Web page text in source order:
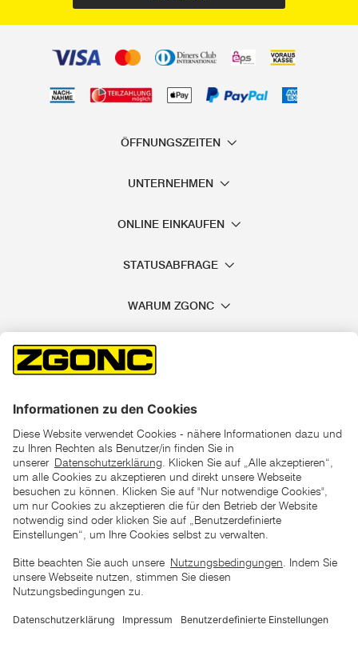
ÖFFNUNGSZEITEN
UNTERNEHMEN
ONLINE EINKAUFEN
STATUSABFRAGE
WARUM ZGONC
*der "statt"-Preis ist der niedrigste von uns in den letzten 30
Tagen vor Beginn dieser Aktion verlangte Preis
unter den UVP Preisen auf dieser Website sind die
zu verstehen